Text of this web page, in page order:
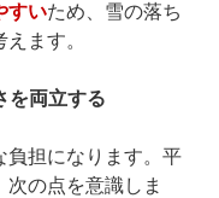
すいため、雪の落ち
ます。
を両立する
負担になります。平
の点を意識しま